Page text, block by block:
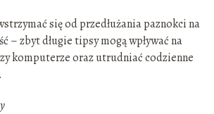
się od przedłużania paznokci na
– zbyt długie tipsy mogą wpływać na
komputerze oraz utrudniać codzienne